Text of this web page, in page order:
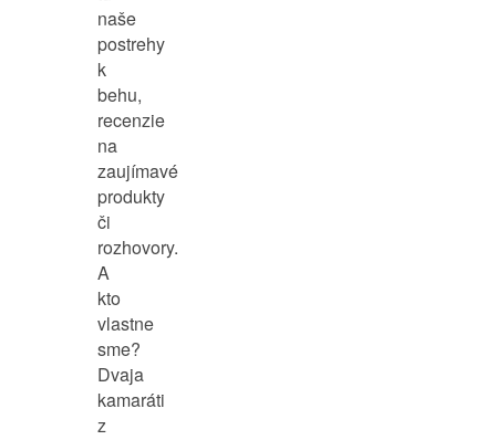
naše
postrehy
k
behu,
recenzie
na
zaujímavé
produkty
či
rozhovory.
A
kto
vlastne
sme?
Dvaja
kamaráti
z